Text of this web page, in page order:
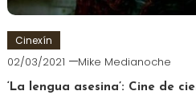
Cinexín
02/03/2021 Mike Medianoche
‘La lengua asesina’: Cine de